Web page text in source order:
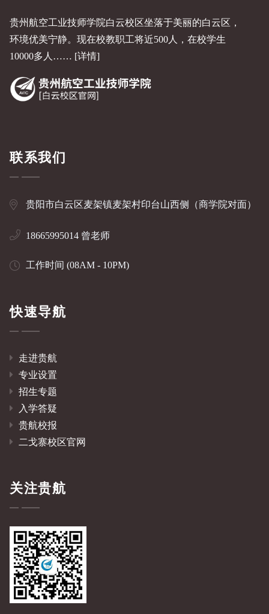
贵州航空工业技师学院白云校区坐落于美丽的白云区，
环境优美宁静。现在校教职工将近500人，在校学生
10000多人…… [详情]
联系我们
贵阳市白云区麦架镇麦架村印台山西侧（商学院对面）
18665995014 曾老师
工作时间 (08AM - 10PM)
快速导航
走进贵航
专业设置
招生专题
入学答疑
贵航校报
二戈寨校区官网
关注贵航